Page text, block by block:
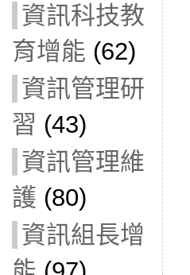
資訊科技教
育增能 (62)
資訊管理研
習 (43)
資訊管理維
護 (80)
資訊組長增